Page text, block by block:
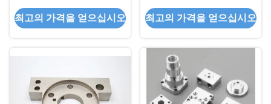
가공 부품
최고의 가격을 얻으십시오
용도 다양한 그림 형식
최고의 가격을 얻으십시오